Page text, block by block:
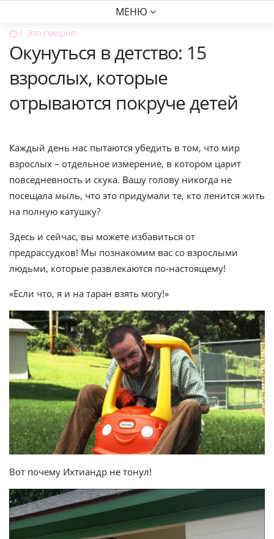
МЕНЮ
▢ Это смешно
Окунуться в детство: 15
взрослых, которые
отрываются покруче детей
Каждый день нас пытаются убедить в том, что мир
взрослых – отдельное измерение, в котором царит
повседневность и скука. Вашу голову никогда не
посещала мыль, что это придумали те, кто ленится жить
на полную катушку?
Здесь и сейчас, вы можете избавиться от
предрассудков! Мы познакомим вас со взрослыми
людьми, которые развлекаются по-настоящему!
«Если что, я и на таран взять могу!»
Вот почему Ихтиандр не тонул!